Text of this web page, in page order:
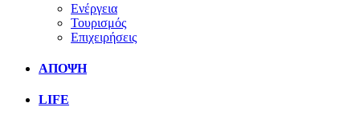
Ενέργεια
Τουρισμός
Επιχειρήσεις
ΑΠΟΨΗ
LIFE